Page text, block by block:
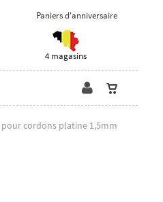
Paniers d'anniversaire
4 magasins
cordons platine 1,5mm